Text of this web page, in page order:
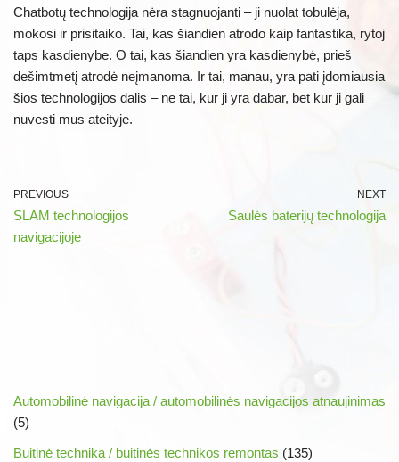
Chatbotų technologija nėra stagnuojanti – ji nuolat tobulėja,
mokosi ir prisitaiko. Tai, kas šiandien atrodo kaip fantastika, rytoj
taps kasdienybe. O tai, kas šiandien yra kasdienybė, prieš
dešimtmetį atrodė neįmanoma. Ir tai, manau, yra pati įdomiausia
šios technologijos dalis – ne tai, kur ji yra dabar, bet kur ji gali
nuvesti mus ateityje.
PREVIOUS
SLAM technologijos
navigacijoje
NEXT
Saulės baterijų technologija
Automobilinė navigacija / automobilinės navigacijos atnaujinimas
(5)
Buitinė technika / buitinės technikos remontas (135)